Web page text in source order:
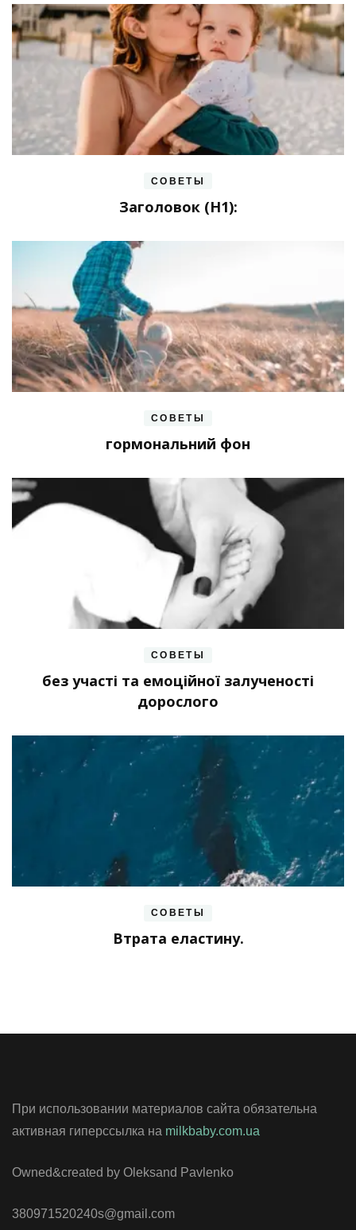
СОВЕТЫ
Заголовок (H1):
СОВЕТЫ
гормональний фон
СОВЕТЫ
без участі та емоційної залученості
дорослого
СОВЕТЫ
Втрата еластину.
При использовании материалов сайта обязательна
активная гиперссылка на milkbaby.com.ua
Owned&created by Oleksand Pavlenko
380971520240s@gmail.com